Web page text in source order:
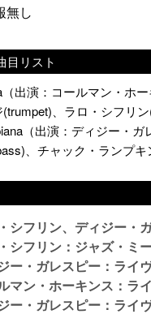
無し
目リスト
（出演：コールマン・ホ
(trumpet)、ラロ・シフリ
（出演：ディジー・
、チャック・ランプキ
シフリン、ディジー・
シフリン：ジャズ・ミ
ー・ガレスピー：ライ
マン・ホーキンス：ラ
ー・ガレスピー：ライ